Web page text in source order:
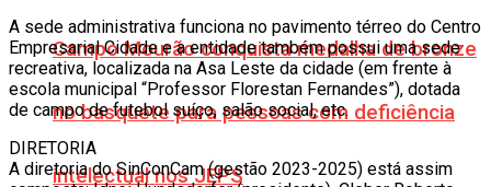
Campo Mourão conquista medalha de bronze
no basquete para pessoas com deficiência
intelectual nos JEPS
A sede administrativa funciona no pavimento térreo do Centro
Empresarial Cidade e a entidade também possui uma sede
recreativa, localizada na Asa Leste da cidade (em frente à
escola municipal “Professor Florestan Fernandes”), dotada
de campo de futebol suíço, salão social, etc.
DIRETORIA
A diretoria do SinConCam (gestão 2023-2025) está assim